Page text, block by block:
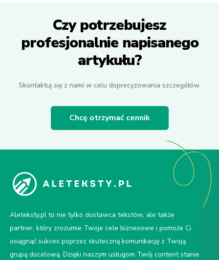
Czy potrzebujesz
profesjonalnie napisanego
artykułu?
Skontaktuj się z nami w celu doprecyzowania szczegółów.
Chcę otrzymać cennik
Aleteksty.pl to nie tylko dostawca tekstów, ale także
partner, który zrozumie Twoje cele biznesowe i pomoże Ci
osiągnąć sukces poprzez skuteczną komunikację z Twoją
grupą docelową. Dzięki naszym usługom Twój content stanie